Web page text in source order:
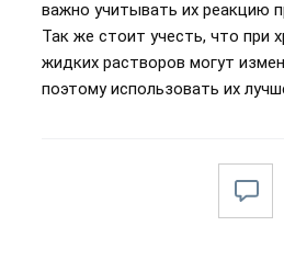
важно учитывать их реакцию
Так же стоит учесть, что при
жидких растворов могут
поэтому использовать их